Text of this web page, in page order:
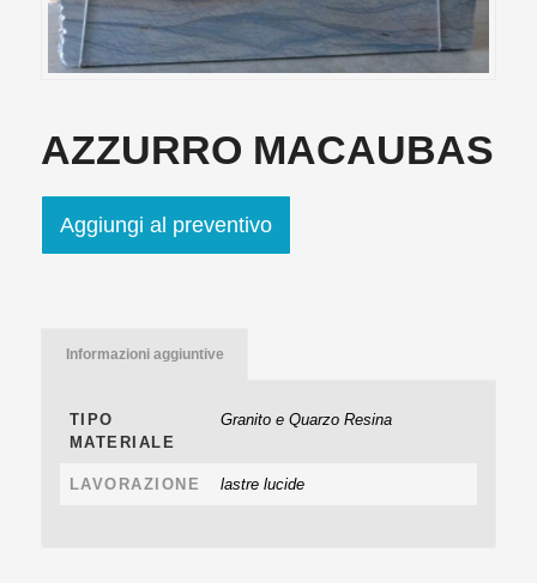
AZZURRO MACAUBAS
Aggiungi al preventivo
Informazioni aggiuntive
TIPO
MATERIALE
Granito e Quarzo Resina
LAVORAZIONE lastre lucide